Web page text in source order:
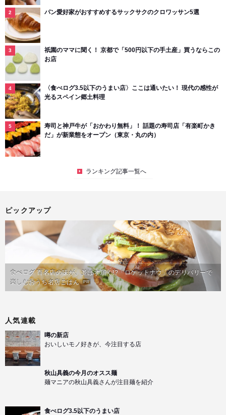
パン愛好家がおすすめするサックサクのクロワッサン5選
祇園のママに聞く！ 京都で「500円以下の手土産」買うならこの
お店
〈食べログ3.5以下のうまい店〉ここは通いたい！ 現代の感性が
光るスペイン郷土料理
寿司と神戸牛が「おかわり無料」！ 話題の寿司店「有楽町かき
だ」が新業態をオープン（東京・丸の内）
ランキング記事一覧へ
ピックアップ
食べログ 百名店の味が、並ばず届く!?「ロケットナウ」のデリバリーで
楽しむおうち名店ごはん PR
人気連載
噂の新店
おいしいモノ好きが、今注目する店
秋山具義の今月のオスス麺
麺マニアの秋山具義さんが注目麺を紹介
食べログ3.5以下のうまい店